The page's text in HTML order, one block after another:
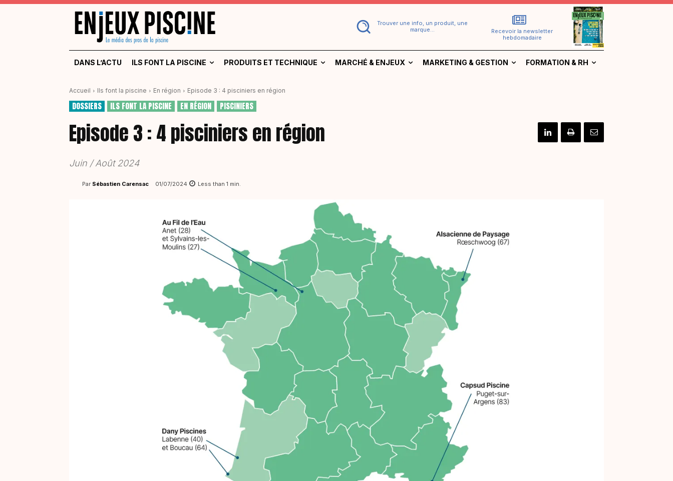
Trouver une info, un produit, une
marque...
Recevoir la newsletter
hebdomadaire
DANS L’ACTU ILS FONT LA PISCINE PRODUITS ET TECHNIQUE MARCHÉ & ENJEUX MARKETING & GESTION FORMATION & RH
Accueil Ils font la piscine En région Episode 3 : 4 pisciniers en région
DOSSIERS ILS FONT LA PISCINE EN RÉGION PISCINIERS
Episode 3 : 4 pisciniers en région
Juin / Août 2024
Par Sébastien Carensac 01/07/2024 Less than 1 min.